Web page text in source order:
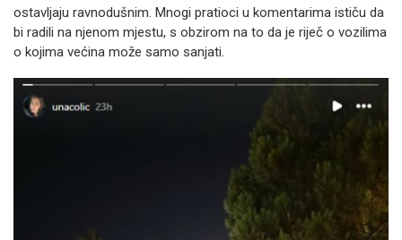
ostavljaju ravnodušnim. Mnogi pratioci u komentarima ističu da
bi radili na njenom mjestu, s obzirom na to da je riječ o vozilima
o kojima većina može samo sanjati.